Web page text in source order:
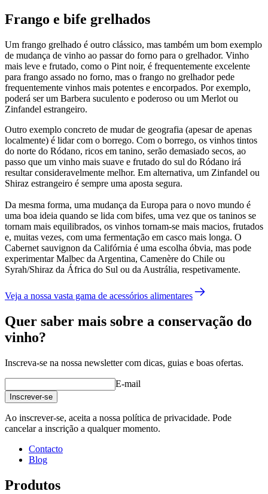
Frango e bife grelhados
Um frango grelhado é outro clássico, mas também um bom exemplo
de mudança de vinho ao passar do forno para o grelhador. Vinho
mais leve e frutado, como o Pint noir, é frequentemente excelente
para frango assado no forno, mas o frango no grelhador pede
frequentemente vinhos mais potentes e encorpados. Por exemplo,
poderá ser um Barbera suculento e poderoso ou um Merlot ou
Zinfandel estrangeiro.
Outro exemplo concreto de mudar de geografia (apesar de apenas
localmente) é lidar com o borrego. Com o borrego, os vinhos tintos
do norte do Ródano, ricos em tanino, serão demasiado secos, ao
passo que um vinho mais suave e frutado do sul do Ródano irá
resultar consideravelmente melhor. Em alternativa, um Zinfandel ou
Shiraz estrangeiro é sempre uma aposta segura.
Da mesma forma, uma mudança da Europa para o novo mundo é
uma boa ideia quando se lida com bifes, uma vez que os taninos se
tornam mais equilibrados, os vinhos tornam-se mais macios, frutados
e, muitas vezes, com uma fermentação em casco mais longa. O
Cabernet sauvignon da Califórnia é uma escolha óbvia, mas pode
experimentar Malbec da Argentina, Camenère do Chile ou
Syrah/Shiraz da África do Sul ou da Austrália, respetivamente.
Veja a nossa vasta gama de acessórios alimentares
Quer saber mais sobre a conservação do
vinho?
Inscreva-se na nossa newsletter com dicas, guias e boas ofertas.
E-mail
Inscrever-se
Ao inscrever-se, aceita a nossa política de privacidade. Pode
cancelar a inscrição a qualquer momento.
Contacto
Blog
Produtos